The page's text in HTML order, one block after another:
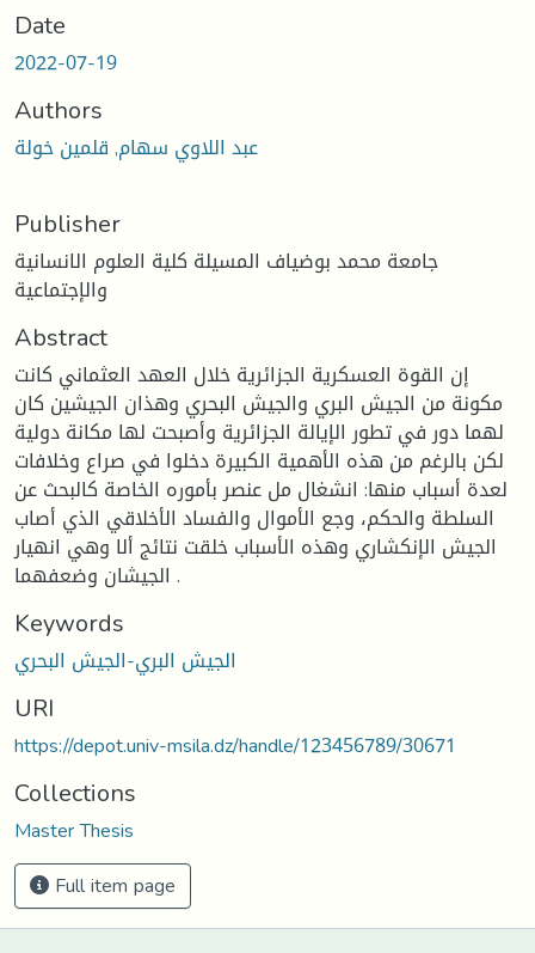
Date
2022-07-19
Authors
عبد اللاوي سهام, قلمين خولة
Publisher
جامعة محمد بوضياف المسيلة كلية العلوم الانسانية
والإجتماعية
Abstract
إن القوة العسكرية الجزائرية خلال العهد العثماني كانت
مكونة من الجيش البري والجيش البحري وهذان الجيشين كان
لهما دور في تطور الإيالة الجزائرية وأصبحت لها مكانة دولية
لكن بالرغم من هذه الأهمية الكبيرة دخلوا في صراع وخلافات
لعدة أسباب منها: انشغال مل عنصر بأموره الخاصة كالبحث عن
السلطة والحكم، وجع الأموال والفساد الأخلاقي الذي أصاب
الجيش الإنكشاري وهذه الأسباب خلقت نتائج ألا وهي انهيار
الجيشان وضعفهما .
Keywords
الجيش البري-الجيش البحري
URI
https://depot.univ-msila.dz/handle/123456789/30671
Collections
Master Thesis
Full item page